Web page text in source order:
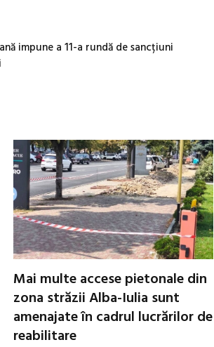
impune a 11-a rundă de sancțiuni
Mai multe accese pietonale din
zona străzii Alba-Iulia sunt
amenajate în cadrul lucrărilor de
reabilitare